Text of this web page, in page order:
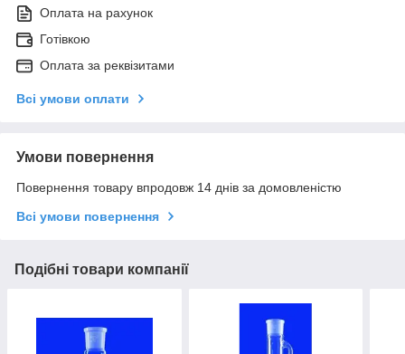
Оплата на рахунок
Готівкою
Оплата за реквізитами
Всі умови оплати
Умови повернення
Повернення товару впродовж 14 днів за домовленістю
Всі умови повернення
Подібні товари компанії